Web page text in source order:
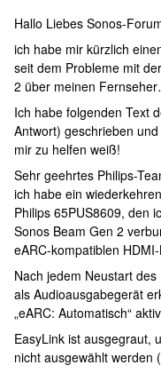
Hallo Liebes Sonos-
ich habe mir kürzlich
seit dem Probleme mit
2 über meinen
Ich habe folgenden Text
Antwort) geschrieben
mir zu helfen weiß!
Sehr geehrtes Philips-
ich habe ein
Philips 65PUS8609, den
Sonos Beam Gen 2
eARC-kompatiblen
Nach jedem Neustart
als Audioausgabegerät
„eARC: Automatisch“
EasyLink ist ausgegraut,
nicht ausgewählt werden